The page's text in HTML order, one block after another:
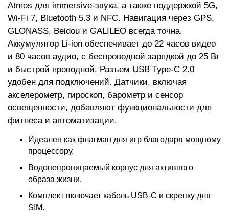
Atmos для immersive-звука, а также поддержкой 5G,
Wi-Fi 7, Bluetooth 5.3 и NFC. Навигация через GPS,
GLONASS, Beidou и GALILEO всегда точна.
Аккумулятор Li-ion обеспечивает до 22 часов видео
и 80 часов аудио, с беспроводной зарядкой до 25 Вт
и быстрой проводной. Разъем USB Type-C 2.0
удобен для подключений. Датчики, включая
акселерометр, гироскоп, барометр и сенсор
освещенности, добавляют функциональности для
фитнеса и автоматизации.
Идеален как флагман для игр благодаря мощному
процессору.
Водонепроницаемый корпус для активного
образа жизни.
Комплект включает кабель USB-C и скрепку для
SIM.